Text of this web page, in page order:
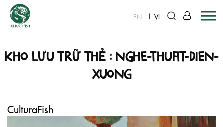
to
EN VI
Kho lưu trữ thẻ : nghe-thuat-dien-
xuong
CulturaFish